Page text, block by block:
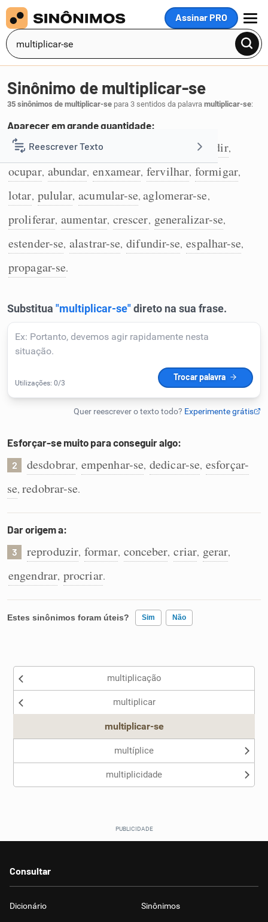
Assinar PRO
MENU
Reescrever Texto
Resumir Texto
Corrigir Texto
Detector de IA
Cata-letras
Conexões
Caça-palavras
Dicionário
Sinônimos
Sinônimo de multiplicar-se
35 sinônimos de multiplicar-se para 3 sentidos da palavra multiplicar-se:
Aparecer em grande quantidade:
1 infestar,abarrotar invadir,
ocupar, abundar, enxamear, fervilhar, formigar,
lotar, pulular, acumular-se,aglomerar-se,
proliferar, aumentar, crescer, generalizar-se,
estender-se, alastrar-se, difundir-se, espalhar-se,
propagar-se.
Esforçar-se muito para conseguir algo:
2 desdobrar, empenhar-se, dedicar-se, esforçar-
se,redobrar-se.
Dar origem a:
3 reproduzir, formar, conceber, criar, gerar,
engendrar, procriar.
Estes sinônimos foram úteis? Sim Não
Nenhum dos sinônimos apresentados me ajudou
multiplicação
multiplicar
multiplicar-se
multíplice
multiplicidade
Consultar
Dicionário Sinônimos